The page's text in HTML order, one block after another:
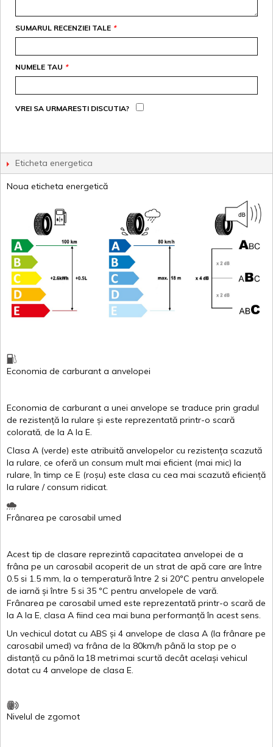
*
SUMARUL RECENZIEI TALE
*
NUMELE TAU
VREI SA URMARESTI DISCUTIA?
Eticheta energetica
Noua eticheta energetică
Economia de carburant a anvelopei
Economia de carburant a unei anvelope se traduce prin gradul
de rezistență la rulare și este reprezentată printr-o scară
colorată, de la A la E.
Clasa A (verde) este atribuită anvelopelor cu rezistența scazută
la rulare, ce oferă un consum mult mai eficient (mai mic) la
rulare,în timp ce E (roșu) este clasa cu cea mai scazută eficiență
la rulare /consum ridicat.
Frânarea pe carosabil umed
Acest tip de clasare reprezintă capacitatea anvelopei de a
frâna pe un carosabil acoperit de un strat de apă care areîntre
0.5 si 1.5 mm, la o temperatură între 2 si 20ºC pentru anvelopele
de iarnă și între 5 si 35 ºC pentru anvelopele de vară.
Frânarea pe carosabil umed este reprezentată printr-o scară de
la A la E, clasa A fiind cea mai buna performanță în acest sens.
Un vechicul dotat cu ABS și 4 anvelope de clasa A (la frânare pe
carosabil umed) va frâna de la 80km/h până la stop pe o
distanță cu până la 18 metrimai scurtă decât același vehicul
dotat cu 4 anvelope de clasa E.
Nivelul de zgomot